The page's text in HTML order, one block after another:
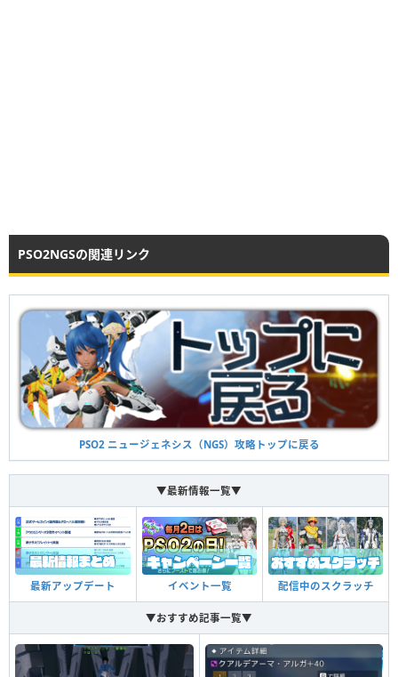
PSO2NGSの関連リンク
PSO2 ニュージェネシス（NGS）攻略トップに戻る
▼最新情報一覧▼
最新アップデート イベント一覧 配信中のスクラッチ
▼おすすめ記事一覧▼